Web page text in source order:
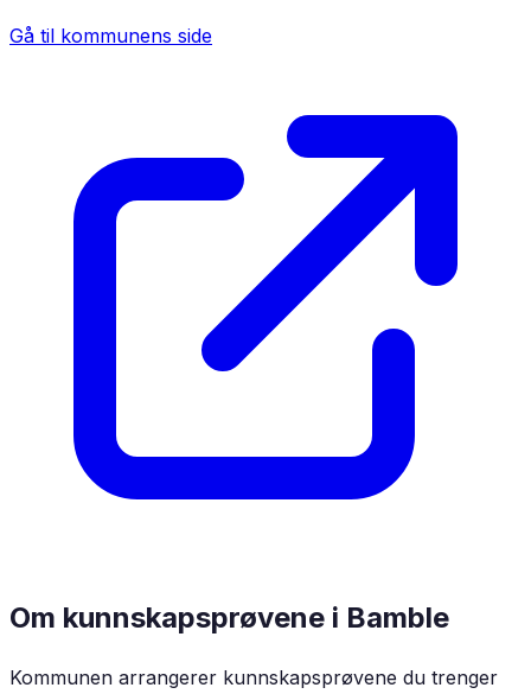
Gå til kommunens side
Om kunnskapsprøvene i Bamble
Kommunen arrangerer kunnskapsprøvene du trenger